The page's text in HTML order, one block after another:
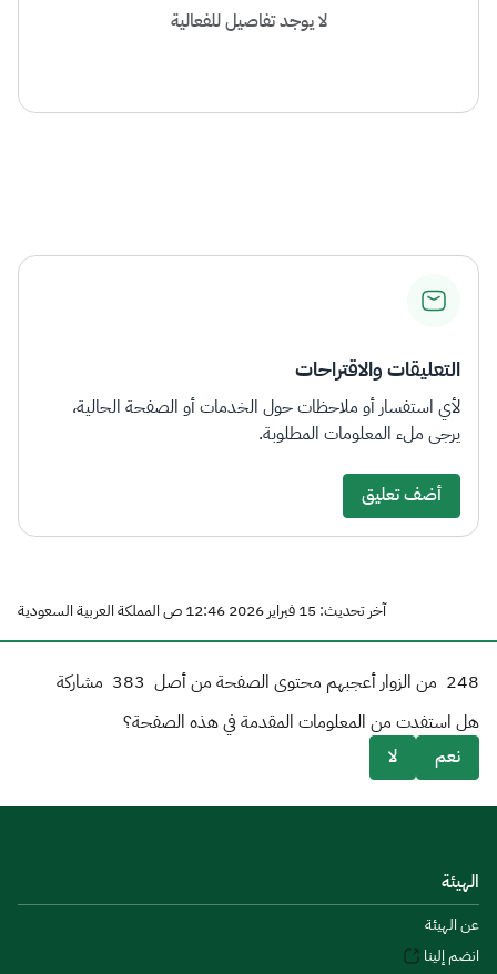
لا يوجد تفاصيل للفعالية
التعليقات والاقتراحات
لأي استفسار أو ملاحظات حول الخدمات أو الصفحة الحالية،
يرجى ملء المعلومات المطلوبة.
أضف تعليق
آخر تحديث: 15 فبراير 2026 12:46 ص المملكة العربية السعودية
248 من الزوار أعجبهم محتوى الصفحة من أصل 383 مشاركة
هل استفدت من المعلومات المقدمة في هذه الصفحة؟
نعم
لا
الهيئة
عن الهيئة
انضم إلينا